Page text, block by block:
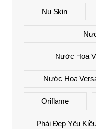
Nu Skin
Nước Hoa
Nước Hoa
Oriflame
Phái Đẹp Yêu Kiều